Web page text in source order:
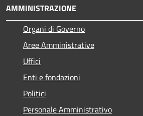
AMMINISTRAZIONE
Organi di Governo
Aree Amministrative
Uffici
Enti e fondazioni
Politici
Personale Amministrativo